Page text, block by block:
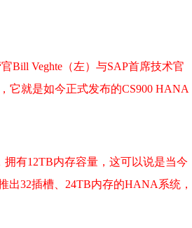
Bill Veghte（左）与SAP首席技术官
它就是如今正式发布的CS900 HANA
有12TB内存容量，这可以说是当今
出32插槽、24TB内存的HANA系统，